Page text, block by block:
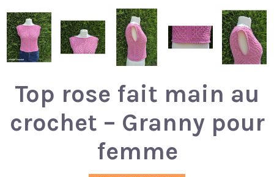
Top rose fait main au
crochet – Granny pour
femme